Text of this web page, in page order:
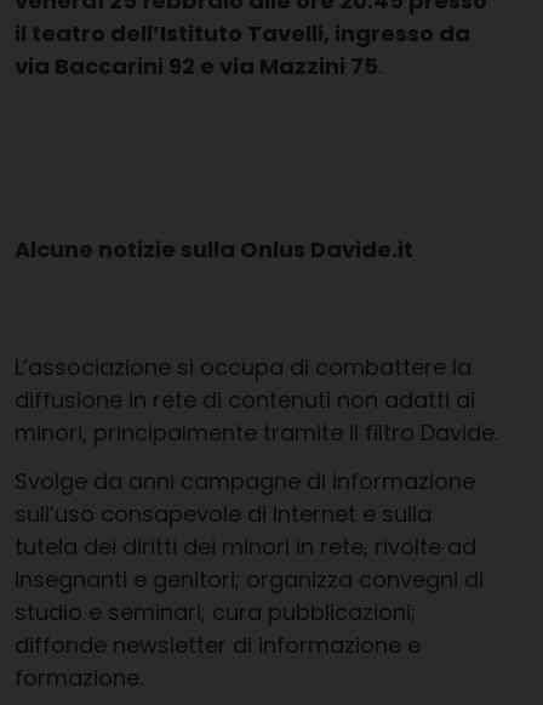
il teatro dell’Istituto Tavelli, ingresso da
via Baccarini 92 e via Mazzini 75.
Alcune notizie sulla Onlus Davide.it
L’associazione si occupa di combattere la
diffusione in rete di contenuti non adatti ai
minori, principalmente tramite il filtro Davide.
Svolge da anni campagne di informazione
sull’uso consapevole di Internet e sulla
tutela dei diritti dei minori in rete, rivolte ad
insegnanti e genitori; organizza convegni di
studio e seminari; cura pubblicazioni;
diffonde newsletter di informazione e
formazione.